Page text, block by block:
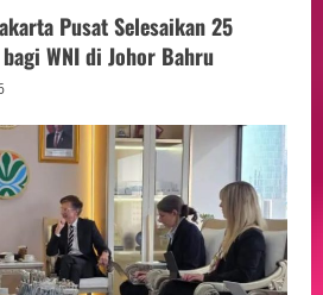
Pusat Selesaikan 25
WNI di Johor Bahru